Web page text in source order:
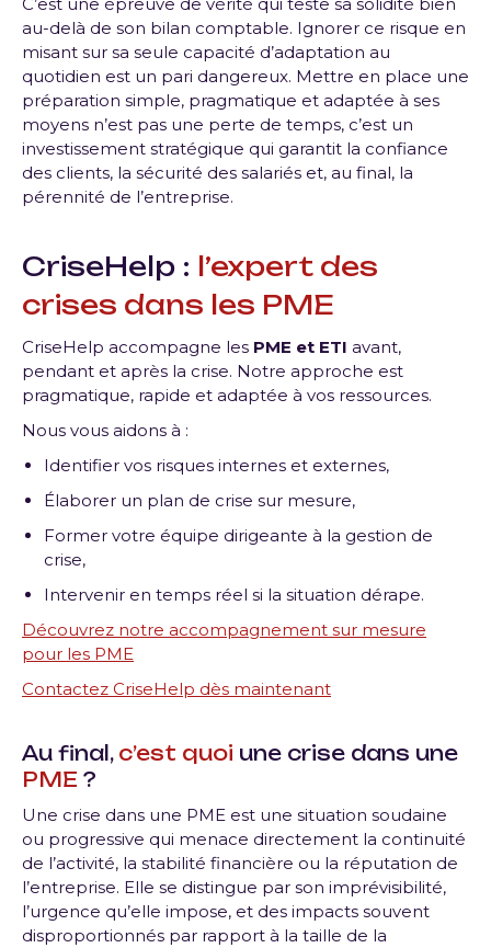
au-delà de son bilan comptable. Ignorer ce risque en
misant sur sa seule capacité d’adaptation au
quotidien est un pari dangereux. Mettre en place une
préparation simple, pragmatique et adaptée à ses
moyens n’est pas une perte de temps, c’est un
investissement stratégique qui garantit la confiance
des clients, la sécurité des salariés et, au final, la
pérennité de l’entreprise.
CriseHelp : l’expert des
crises dans les PME
CriseHelp accompagne les PME et ETI avant,
pendant et après la crise. Notre approche est
pragmatique, rapide et adaptée à vos ressources.
Nous vous aidons à :
Identifier vos risques internes et externes,
Élaborer un plan de crise sur mesure,
Former votre équipe dirigeante à la gestion de
crise,
Intervenir en temps réel si la situation dérape.
Découvrez notre accompagnement sur mesure
pour les PME
Contactez CriseHelp dès maintenant
Au final, c’est quoi une crise dans une
PME ?
Une crise dans une PME est une situation soudaine
ou progressive qui menace directement la continuité
de l’activité, la stabilité financière ou la réputation de
l’entreprise. Elle se distingue par son imprévisibilité,
l’urgence qu’elle impose, et des impacts souvent
disproportionnés par rapport à la taille de la